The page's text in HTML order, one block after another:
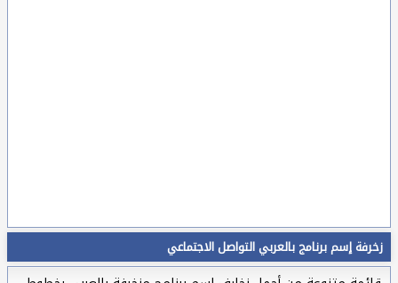
زخرفة إسم برنامج بالعربي التواصل الاجتماعي